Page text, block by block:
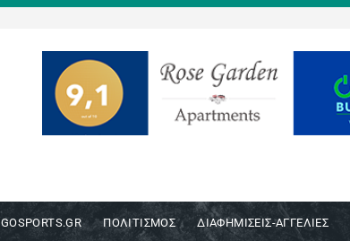
GOSPORTS.GR ΠΟΛΙΤΙΣΜΌΣ ΔΙΑΦΗΜΊΣΕΙΣ-ΑΓΓΕΛΊΕΣ